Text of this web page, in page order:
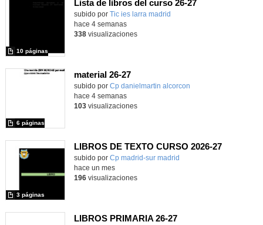
Lista de libros del curso 26-27
subido por Tic ies larra madrid
10 páginas
hace 4 semanas
338visualizaciones
material 26-27
subido por Cp danielmartin alcorcon
6 páginas
hace 4 semanas
103visualizaciones
LIBROS DE TEXTO CURSO 2026-27
subido por Cp madrid-sur madrid
3 páginas
hace un mes
196visualizaciones
LIBROS PRIMARIA 26-27